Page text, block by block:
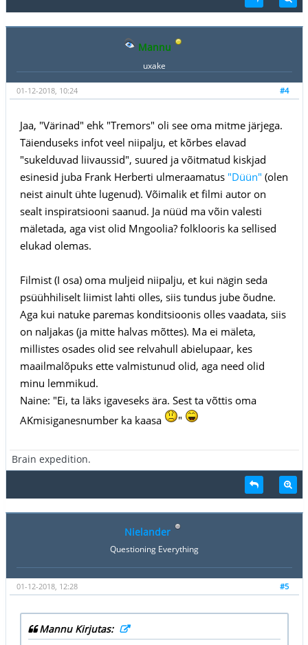
Mannu
uxake
#4
01-12-2018, 10:24
Jaa, "Värinad" ehk "Tremors" oli see oma mitme järjega.
Täienduseks infot veel niipalju, et kõrbes elavad
"sukelduvad liivaussid", suured ja võitmatud kiskjad
esinesid juba Frank Herberti ulmeraamatus "Düün" (olen
neist ainult ühte lugenud). Võimalik et filmi autor on
sealt inspiratsiooni saanud. Ja nüüd ma võin valesti
mäletada, aga vist olid Mngoolia? folklooris ka sellised
elukad olemas.
Filmist (I osa) oma muljeid niipalju, et kui nägin seda
psüühhiliselt liimist lahti olles, siis tundus jube õudne.
Aga kui natuke paremas konditsioonis olles vaadata, siis
on naljakas (ja mitte halvas mõttes). Ma ei mäleta,
millistes osades olid see relvahull abielupaar, kes
maailmalõpuks ette valmistunud olid, aga need olid
minu lemmikud.
Naine: "Ei, ta läks igaveseks ära. Sest ta võttis oma
AKmisiganesnumber ka kaasa
"
Brain expedition.
Nielander
Questioning Everything
#5
01-12-2018, 12:28
Mannu Kirjutas: